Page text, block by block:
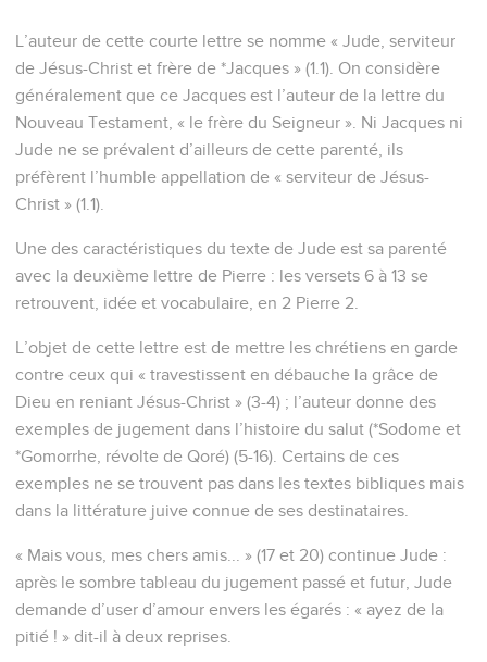
L’auteur de cette courte lettre se nomme « Jude, serviteur
de Jésus-Christ et frère de *Jacques » (1.1). On considère
généralement que ce Jacques est l’auteur de la lettre du
Nouveau Testament, « le frère du Seigneur ». Ni Jacques ni
Jude ne se prévalent d’ailleurs de cette parenté, ils
préfèrent l’humble appellation de « serviteur de Jésus-
Christ » (1.1).
Une des caractéristiques du texte de Jude est sa parenté
avec la deuxième lettre de Pierre : les versets 6 à 13 se
retrouvent, idée et vocabulaire, en 2 Pierre 2.
L’objet de cette lettre est de mettre les chrétiens en garde
contre ceux qui « travestissent en débauche la grâce de
Dieu en reniant Jésus-Christ » (3-4) ; l’auteur donne des
exemples de jugement dans l’histoire du salut (*Sodome et
*Gomorrhe, révolte de Qoré) (5-16). Certains de ces
exemples ne se trouvent pas dans les textes bibliques mais
dans la littérature juive connue de ses destinataires.
« Mais vous, mes chers amis... » (17 et 20) continue Jude :
après le sombre tableau du jugement passé et futur, Jude
demande d’user d’amour envers les égarés : « ayez de la
pitié ! » dit-il à deux reprises.